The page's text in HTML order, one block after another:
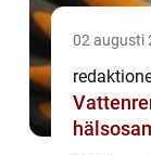
02 augusti